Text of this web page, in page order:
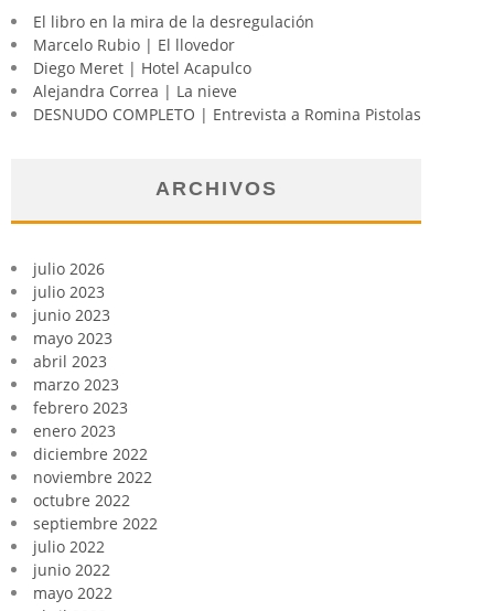
El libro en la mira de la desregulación
Marcelo Rubio | El llovedor
Diego Meret | Hotel Acapulco
Alejandra Correa | La nieve
DESNUDO COMPLETO | Entrevista a Romina Pistolas
ARCHIVOS
julio 2026
julio 2023
junio 2023
mayo 2023
abril 2023
marzo 2023
febrero 2023
enero 2023
diciembre 2022
noviembre 2022
octubre 2022
septiembre 2022
julio 2022
junio 2022
mayo 2022